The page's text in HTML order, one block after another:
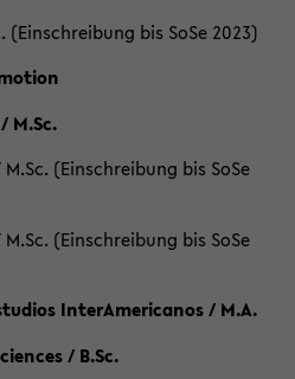
bis SoSe 2023)
M.Sc.
(Einschreibung bis SoSe
(Einschreibung bis SoSe
InterAmericanos / M.A.
/ B.Sc.